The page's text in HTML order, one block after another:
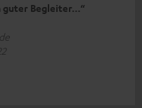
guter Begleiter…“